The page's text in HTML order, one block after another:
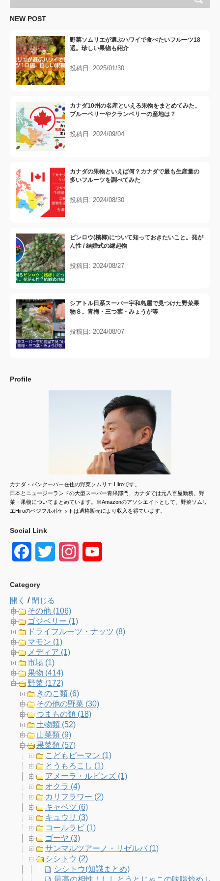
NEW POST
野菜ソムリエが選ぶハワイで食べたいフルーツ18
選。珍しい果物も紹介
投稿日: 2025/01/30
カナダ10州の名産といえる果物をまとめてみた。
ブルーベリーやクランベリーの産地は？
投稿日: 2024/09/04
カナダの果物といえば何？カナダで最も生産量の
多いフルーツを調べてみた
投稿日: 2024/08/30
ビンロウ(檳榔)について知っておきたいこと。発が
ん性 / 結婚式の縁起物
投稿日: 2024/08/27
シアトル日系スーパー宇和島屋で見つけた野菜果
物８。青梅・三つ葉・みょうが等
投稿日: 2024/08/07
Profile
カナダ・バンクーバー在住の野菜ソムリエ Hiroです。
日本とニュージーランドの大型スーパー青果部門、カナダでは元八百屋勤務。野
菜・果物についてまとめています。※Amazonのアソシエイトとして、野菜ソムリ
エHiroのベジフルポケットは適格販売により収入を得ています。
Social Link
e
b
o
o
k
t
t
e
a
m
u
n
Category
開く / 閉じる
その他 (106)
ゴジベリー (1)
ドライフルーツ・ナッツ (8)
マモン (1)
メディア (1)
市場 (1)
果物 (414)
野菜 (172)
きのこ類 (6)
その他の野菜 (30)
つまもの類 (18)
土物類 (52)
山菜類 (9)
果菜類 (57)
こどもピーマン (1)
とうもろこし (1)
アメーラ・ルビンズ (1)
オクラ (4)
カリフラワー (2)
キャベツ (6)
キュウリ (3)
コールラビ (1)
ゴーヤ (3)
サンマルツアーノ・リゼルバ (1)
シシトウ (2)
シシトウ(知識まとめ)
最高の相性！ししとうとじゃこの味噌炒め レ